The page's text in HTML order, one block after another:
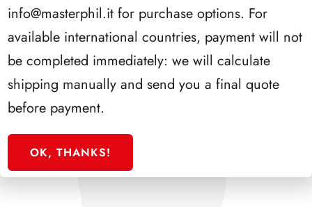
info@masterphil.it for purchase options. For
available international countries, payment will not
be completed immediately: we will calculate
shipping manually and send you a final quote
before payment.
OK, THANKS!